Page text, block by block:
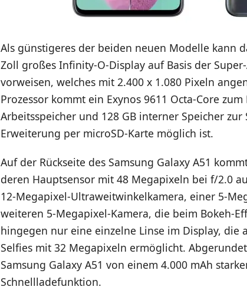
Als günstigeres der beiden neuen Modelle kann
Zoll großes Infinity-O-Display auf Basis der
vorweisen, welches mit 2.400 x 1.080 Pixeln
Prozessor kommt ein Exynos 9611 Octa-Core zum
Arbeitsspeicher und 128 GB interner Speicher
Erweiterung per microSD-Karte möglich ist.
Auf der Rückseite des Samsung Galaxy A51
deren Hauptsensor mit 48 Megapixeln bei f/2.0
12-Megapixel-Ultraweitwinkelkamera, einer 5-
weiteren 5-Megapixel-Kamera, die beim Bokeh-
hingegen nur eine einzelne Linse im Display, die
Selfies mit 32 Megapixeln ermöglicht.
Samsung Galaxy A51 von einem 4.000 mAh
Schnellladefunktion.